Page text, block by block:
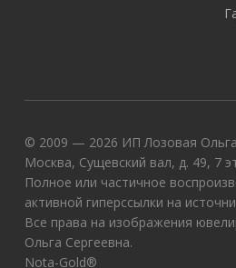
© 2009 — 2026 ИП Лозовая
Москва, Сущевский вал, д. 49, 7
Полное или частичное
активной гиперссылки на
Все права на изображения
Ольга Сергеевна.
Nota-Gold®